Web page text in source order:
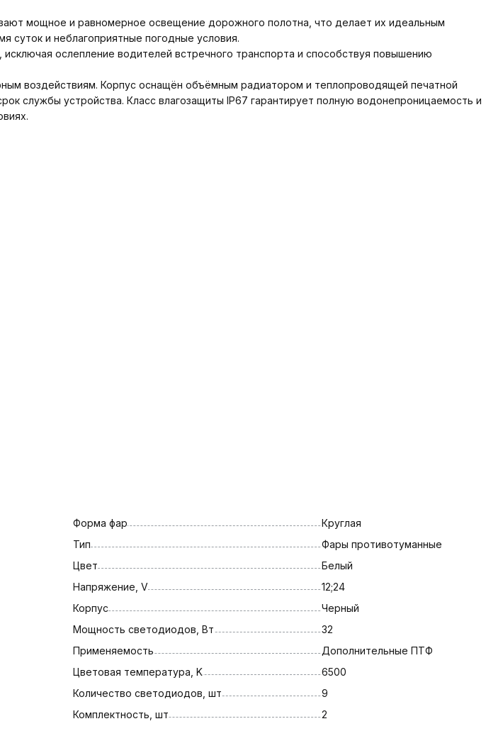
мощное и равномерное освещение дорожного полотна, что делает их идеальным
суток и неблагоприятные погодные условия.
ослепление водителей встречного транспорта и способствуя повышению
воздействиям. Корпус оснащён объёмным радиатором и теплопроводящей печатной
службы устройства. Класс влагозащиты IP67 гарантирует полную водонепроницаемость и
Форма фар
Круглая
Тип
Фары противотуманные
Цвет
Белый
Напряжение, V
12;24
Корпус
Черный
Мощность светодиодов, Вт
32
Применяемость
Дополнительные ПТФ
Цветовая температура, K
6500
Количество светодиодов, шт
9
Комплектность, шт
2